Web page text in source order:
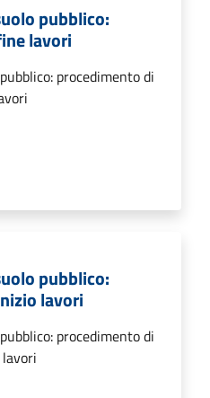
pubblico:
lavori
procedimento di
pubblico:
lavori
procedimento di